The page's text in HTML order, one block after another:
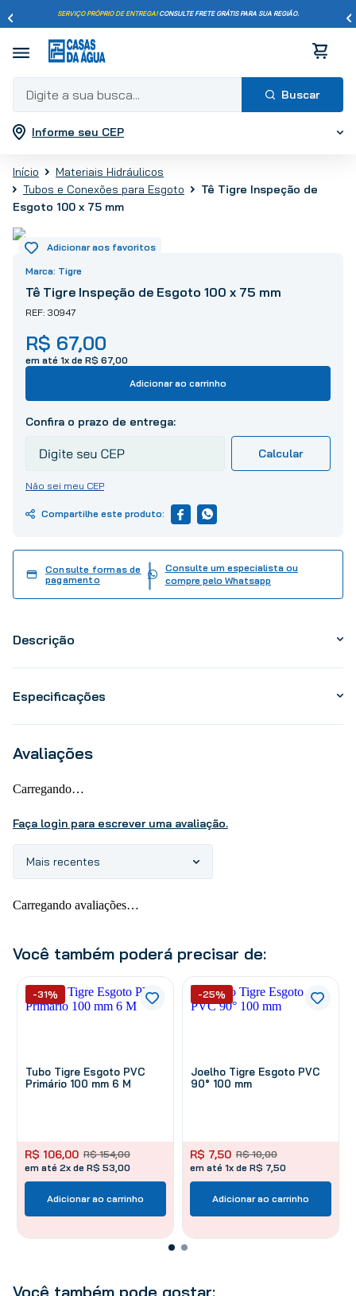
SERVIÇO PRÓPRIO DE ENTREGA!CONSULTE FRETE GRÁTIS PARA SUA REGIÃO.
Digite a sua busca...
Informe seu CEP
Materiais Hidráulicos
Tubos e Conexões para Esgoto
Tê Tigre Inspeção de
Esgoto 100 x 75 mm
Tigre
Tê Tigre Inspeção de Esgoto 100 x 75 mm
30947
R$ 67,00
em até 1x de R$ 67 00
Adicionar ao carrinho
Não sei meu CEP
Consulte formas de
pagamento
Consulte um especialista ou
compre pelo Whatsapp
Descrição
Especificações
Avaliações
Carregando…
Faça login para escrever uma avaliação.
Mais recentes
Carregando avaliações…
Você também poderá precisar de:
Tubo Tigre Esgoto PVC
Primário 100 mm 6 M
R$ 154,00
R$ 106,00
em até 2x de R$ 53,00
-31%
Adicionar ao carrinho
Joelho Tigre Esgoto PVC
90° 100 mm
R$ 10,00
R$ 7,50
em até 1x de R$ 7,50
-25%
Adicionar ao carrinho
Você também pode gostar:
Termos mais buscados
2
porcelanato
3º
piso
5
º
vaso sanitário
6º
torneira
7 º
cimento
8º
chuveiro
9º
telha
10º tinta